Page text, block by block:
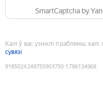
SmartCaptcha by
Калі ў вас узніклі праблемы,
сувязі
9185024249755903750:1786134968